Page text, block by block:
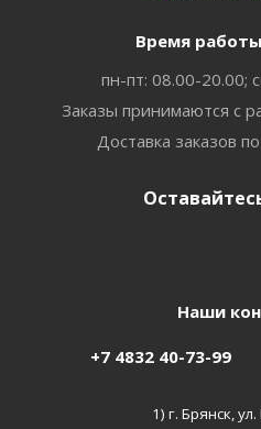
Время
пн-пт: 08.00-20.00;
Заказы принимаются с
Доставка заказов
Наши
+7 4832 40-73-99
1) г. Брянск,